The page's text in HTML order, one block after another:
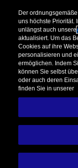
Unternehmen​
Der
uns höchste Priorität.
unlängst auch unsere
aktualisiert. Um das
Cookies auf ihre
personalisieren und
ermöglichen. Indem
können Sie selbst
oder auch deren
finden Sie in unserer